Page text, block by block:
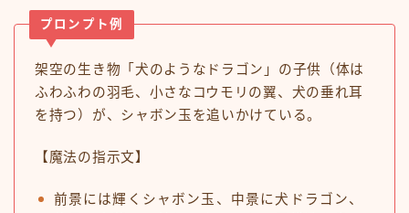
プロンプト例
架空の生き物「犬のようなドラゴン」の子供（体は
ふわふわの羽毛、小さなコウモリの翼、犬の垂れ耳
を持つ）が、シャボン玉を追いかけている。
【魔法の指示文】
前景には輝くシャボン玉、中景に犬ドラゴン、